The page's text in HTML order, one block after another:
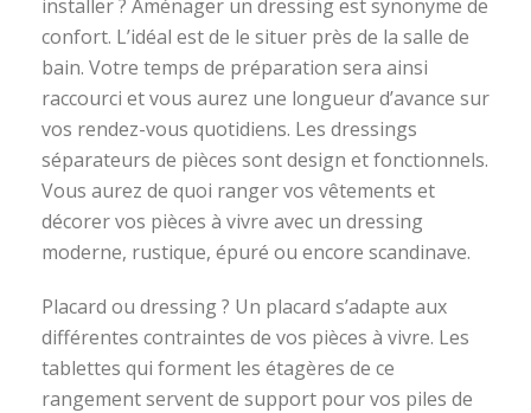
installer ? Aménager un dressing est synonyme de
confort. L’idéal est de le situer près de la salle de
bain. Votre temps de préparation sera ainsi
raccourci et vous aurez une longueur d’avance sur
vos rendez-vous quotidiens. Les dressings
séparateurs de pièces sont design et fonctionnels.
Vous aurez de quoi ranger vos vêtements et
décorer vos pièces à vivre avec un dressing
moderne, rustique, épuré ou encore scandinave.
Placard ou dressing ? Un placard s’adapte aux
différentes contraintes de vos pièces à vivre. Les
tablettes qui forment les étagères de ce
rangement servent de support pour vos piles de